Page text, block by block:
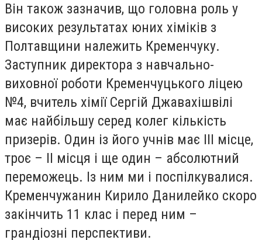
Він також зазначив, що головна роль у
високих результатах юних хіміків з
Полтавщини належить Кременчуку.
Заступник директора з навчально-
виховної роботи Кременчуцького ліцею
№4, вчитель хімії Сергій Джавахішвілі
має найбільшу серед колег кількість
призерів. Один із його учнів має ІІІ місце,
троє – ІІ місця і ще один – абсолютний
переможець. Із ним ми і поспілкувалися.
Кременчужанин Кирило Данилейко скоро
закінчить 11 клас і перед ним –
грандіозні перспективи.